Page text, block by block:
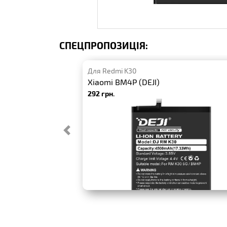
СПЕЦПРОПОЗИЦІЯ:
Для Redmi K30
Xiaomi BM4P (DEJI)
292 грн.